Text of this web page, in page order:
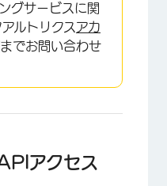
グサービスに関
ルトリクス アカ
までお問い合わせ
アクセス